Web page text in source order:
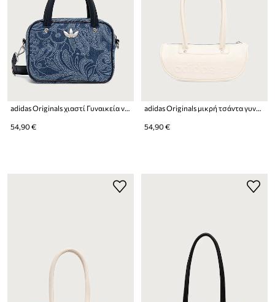
54,90 € 54,90 €